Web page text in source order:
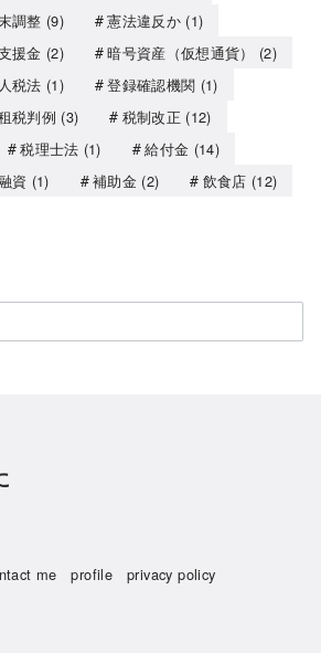
調整 (9) 憲法違反か(1)
援金 (2) 暗号資産（仮想通貨）
(2)
税法 (1) 登録確認機関 (1)
税判例 (3) 税制改正 (12)
税理士法 (1) 給付金 (14)
資 (1) 補助金 (2) 飲食店 (12)
me profile privacy policy